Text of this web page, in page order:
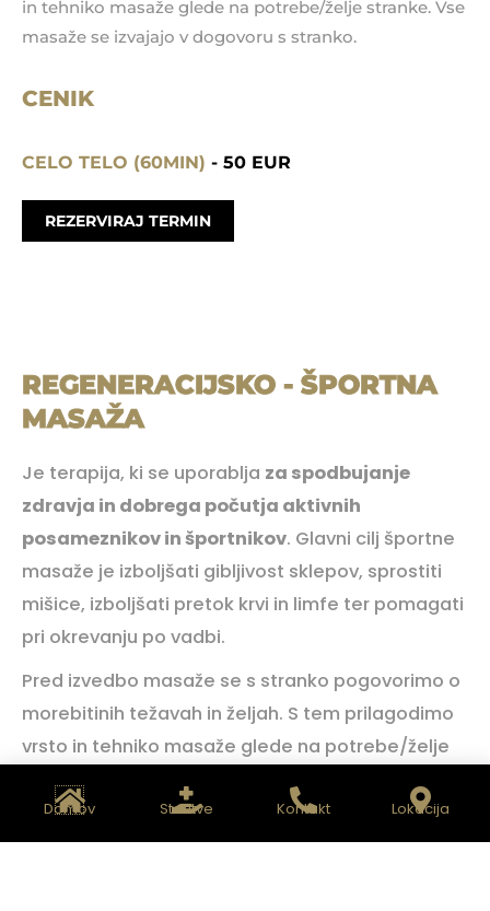
in tehniko masaže glede na potrebe/želje stranke. Vse
masaže se izvajajo v dogovoru s stranko.
CENIK
CELO TELO (60MIN) - 50 EUR
REZERVIRAJ TERMIN
REGENERACIJSKO - ŠPORTNA
MASAŽA
Je terapija, ki se uporablja za spodbujanje
zdravja in dobrega počutja aktivnih
posameznikov in športnikov. Glavni cilj športne
masaže je izboljšati gibljivost sklepov, sprostiti
mišice, izboljšati pretok krvi in limfe ter pomagati
pri okrevanju po vadbi.
Pred izvedbo masaže se s stranko pogovorimo o
morebitinih težavah in željah. S tem prilagodimo
vrsto in tehniko masaže glede na potrebe/želje
stranke. Vse masaže se izvajajo v dogovoru s
stranko.
Domov Storitve Kontakt Lokacija